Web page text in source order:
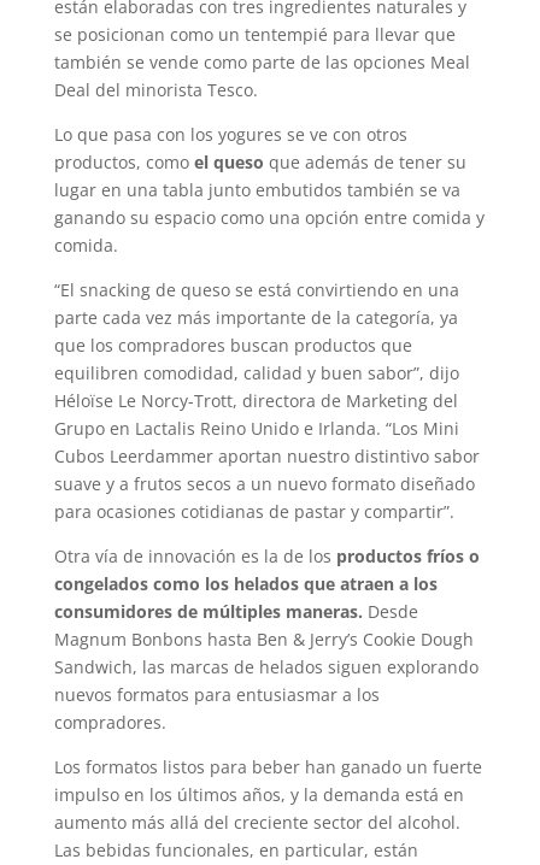
están elaboradas con tres ingredientes naturales y
se posicionan como un tentempié para llevar que
también se vende como parte de las opciones Meal
Deal del minorista Tesco.
Lo que pasa con los yogures se ve con otros
productos, como el queso que además de tener su
lugar en una tabla junto embutidos también se va
ganando su espacio como una opción entre comida y
comida.
“El snacking de queso se está convirtiendo en una
parte cada vez más importante de la categoría, ya
que los compradores buscan productos que
equilibren comodidad, calidad y buen sabor”, dijo
Héloïse Le Norcy-Trott, directora de Marketing del
Grupo en Lactalis Reino Unido e Irlanda. “Los Mini
Cubos Leerdammer aportan nuestro distintivo sabor
suave y a frutos secos a un nuevo formato diseñado
para ocasiones cotidianas de pastar y compartir”.
Otra vía de innovación es la de los productos fríos o
congelados como los helados que atraen a los
consumidores de múltiples maneras. Desde
Magnum Bonbons hasta Ben & Jerry’s Cookie Dough
Sandwich, las marcas de helados siguen explorando
nuevos formatos para entusiasmar a los
compradores.
Los formatos listos para beber han ganado un fuerte
impulso en los últimos años, y la demanda está en
aumento más allá del creciente sector del alcohol.
Las bebidas funcionales, en particular, están